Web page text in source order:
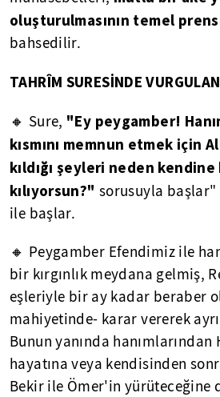
oluşturulmasının temel
bahsedilir.
TAHRÎM SURESİNDE
🔸 Sure, "Ey peygamber!
kısmını memnun etmek için
kıldığı şeyleri neden kendine
kılıyorsun?" sorusuyla başlar"
ile başlar.
🔸 Peygamber Efendimiz ile
bir kırgınlık meydana gelmiş,
eşleriyle bir ay kadar beraber
mahiyetinde- karar vererek
Bunun yanında
hayatına veya kendisinden
Bekir ile Ömer'in yürüteceğine